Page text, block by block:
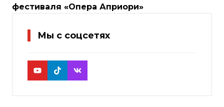
фестиваля «Опера Априори»
Мы с соцсетях